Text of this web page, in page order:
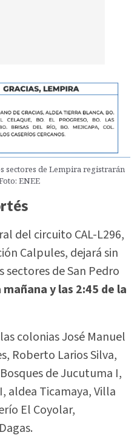
sectores de Lempira registrarán
ENEE
del circuito CAL-L296,
Calpules, dejará sin
de San Pedro
mañana y las 2:45 de la
colonias José Manuel
Roberto Larios Silva,
de Jucutuma I,
aldea Ticamaya, Villa
El Coyolar,